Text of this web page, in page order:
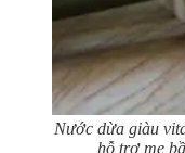
Nước dừa giàu
hỗ trợ mẹ